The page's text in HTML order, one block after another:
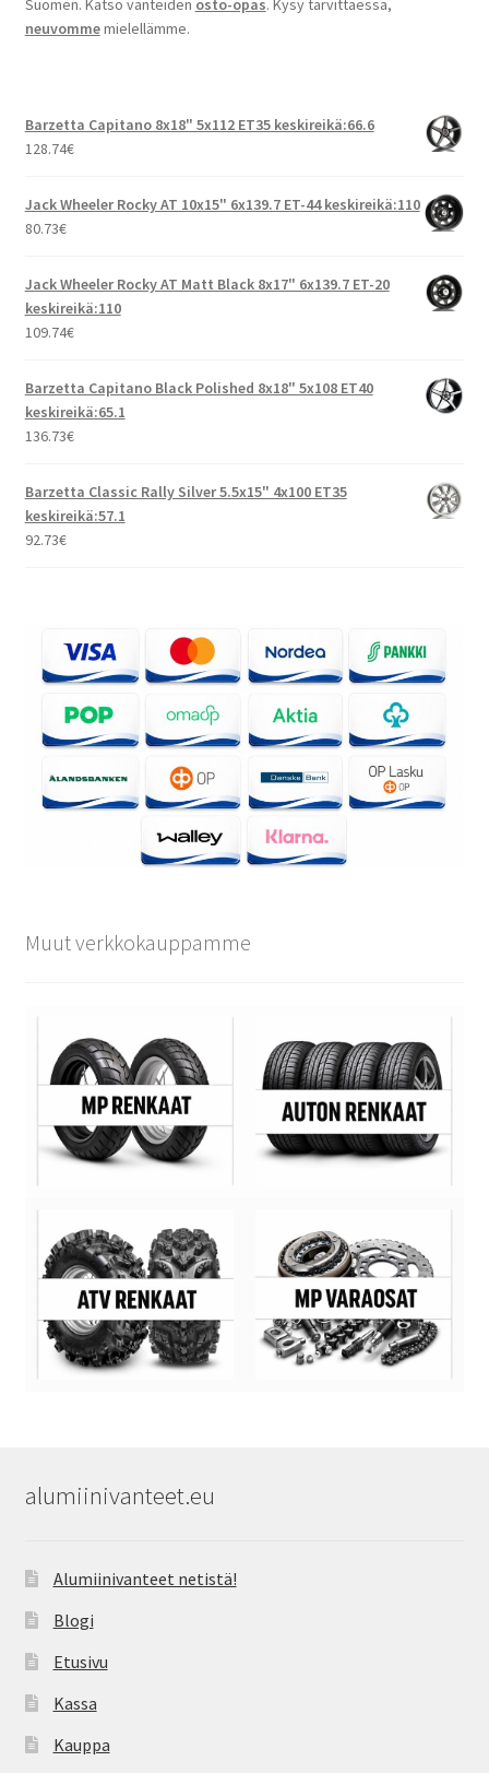
Suomen. Katso vanteiden osto-opas. Kysy tarvittaessa,
neuvommemielellämme.
Barzetta Capitano 8x18" 5x112 ET35 keskireikä:66.6
128.74€
Jack Wheeler Rocky AT 10x15" 6x139.7 ET-44 keskireikä:110
80.73€
Jack Wheeler Rocky AT Matt Black 8x17" 6x139.7 ET-20
keskireikä:110
109.74€
Barzetta Capitano Black Polished 8x18" 5x108 ET40
keskireikä:65.1
136.73€
Barzetta Classic Rally Silver 5.5x15" 4x100 ET35
keskireikä:57.1
92.73€
Muut verkkokauppamme
alumiinivanteet.eu
Alumiinivanteet netistä!
Blogi
Etusivu
Kassa
Kauppa